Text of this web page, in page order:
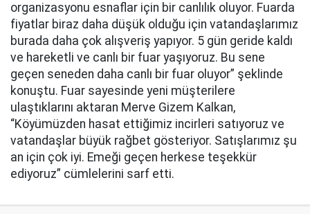
organizasyonu esnaflar için bir canlılık oluyor. Fuarda
fiyatlar biraz daha düşük olduğu için vatandaşlarımız
burada daha çok alışveriş yapıyor. 5 gün geride kaldı
ve hareketli ve canlı bir fuar yaşıyoruz. Bu sene
geçen seneden daha canlı bir fuar oluyor” şeklinde
konuştu. Fuar sayesinde yeni müşterilere
ulaştıklarını aktaran Merve Gizem Kalkan,
“Köyümüzden hasat ettiğimiz incirleri satıyoruz ve
vatandaşlar büyük rağbet gösteriyor. Satışlarımız şu
an için çok iyi. Emeği geçen herkese teşekkür
ediyoruz” cümlelerini sarf etti.